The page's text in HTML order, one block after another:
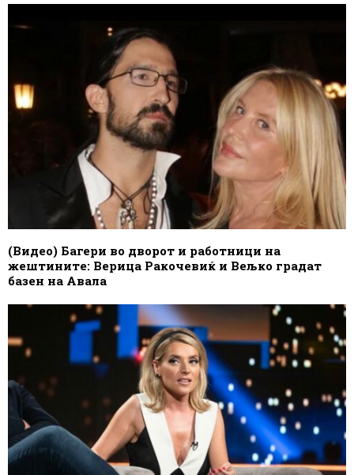
(Видео) Багери во дворот и работници на
жештините: Верица Ракочевиќ и Вељко градат
базен на Авала